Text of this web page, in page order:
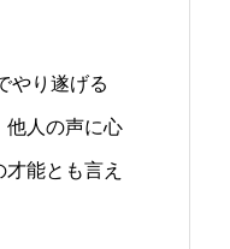
やり遂げる
他人の声に心
能とも言え